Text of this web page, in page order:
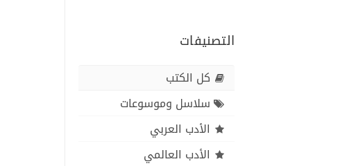
التصنيفات
كل الكتب
سلاسل وموسوعات
الأدب العربي
الأدب العالمي